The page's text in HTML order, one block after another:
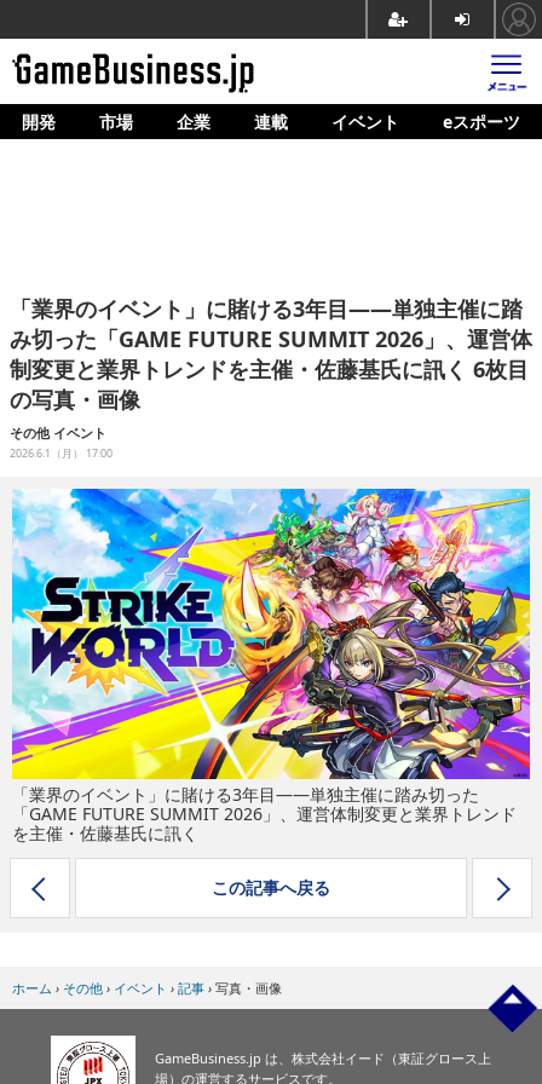
ホーム
企業動向
人材育成
産業政策
イベント/セミナー
eスポーツ
開発 市場 企業 連載 イベント eスポーツ
「業界のイベント」に賭ける3年目――単独主催に踏
み切った「GAME FUTURE SUMMIT 2026」、運営体
制変更と業界トレンドを主催・佐藤基氏に訊く 6枚目
の写真・画像
その他 イベント
2026.6.1（月） 17:00
「業界のイベント」に賭ける3年目――単独主催に踏み切った
「GAME FUTURE SUMMIT 2026」、運営体制変更と業界トレンド
を主催・佐藤基氏に訊く
この記事へ戻る
ホーム › その他 › イベント › 記事 › 写真・画像
GameBusiness.jp は、株式会社イード（東証グロース上
場）の運営するサービスです。